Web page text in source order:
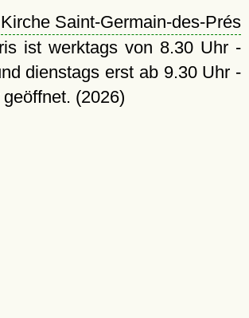
Kirche Saint-Germain-des-Prés
ist werktags von 8.30 Uhr -
dienstags erst ab 9.30 Uhr -
(2026)